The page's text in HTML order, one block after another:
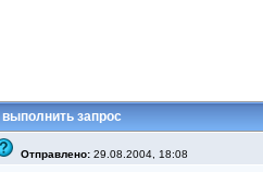
запрос
Отправлено:29.08.2004, 18:08